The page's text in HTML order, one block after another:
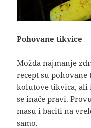
Pohovane tikvice
Možda najmanje
recept su
kolutove tikvica, ali
se inače pravi.
masu i baciti na
samo.